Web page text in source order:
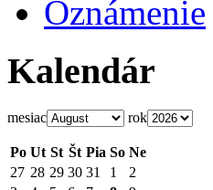
Oznámenie
Kalendár
mesiac rok
Po Ut St Št Pia So Ne
27 28 29 30 31 1
2